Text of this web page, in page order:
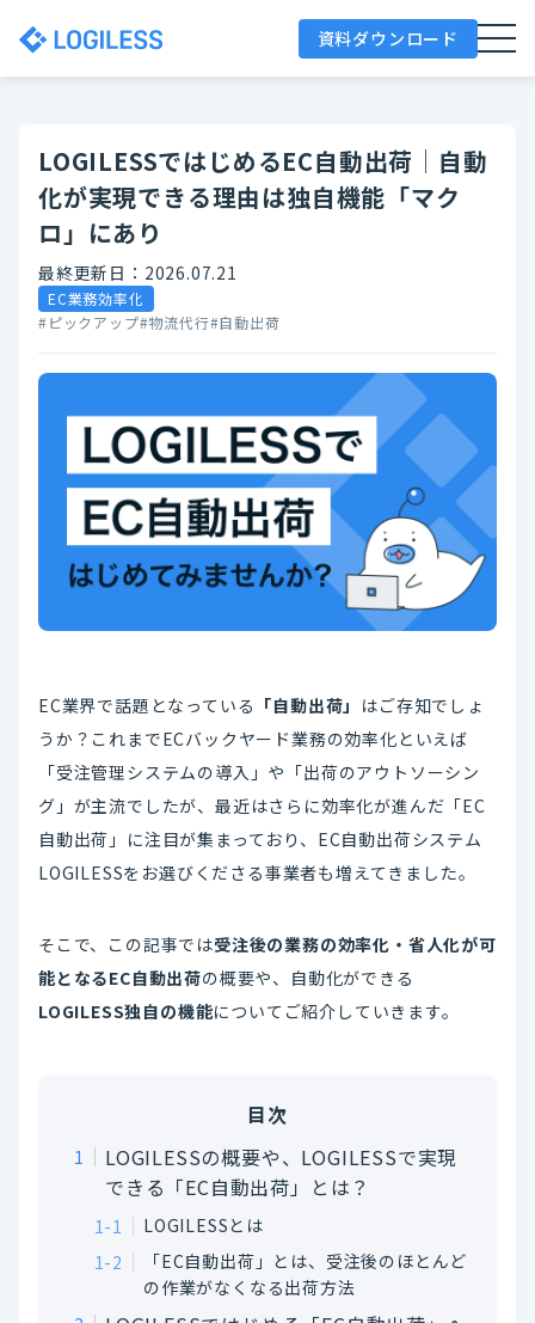
資料ダウンロード
LOGILESSではじめるEC自動出荷│自動
化が実現できる理由は独自機能「マク
ロ」にあり
最終更新日：2026.07.21
EC業務効率化
#ピックアップ#物流代行#自動出荷
EC業界で話題となっている 「自動出荷」 はご存知でしょ
うか？これまでECバックヤード業務の効率化といえば
「受注管理システムの導入」や「出荷のアウトソーシン
グ」が主流でしたが、最近はさらに効率化が進んだ「EC
自動出荷」に注目が集まっており、EC自動出荷システム
LOGILESSをお選びくださる事業者も増えてきました。
そこで、この記事では受注後の業務の効率化・省人化が可
能となるEC自動出荷の概要や、自動化ができる
LOGILESS独自の機能についてご紹介していきます。
目次
LOGILESSの概要や、LOGILESSで実現
できる「EC自動出荷」とは？
LOGILESSとは
「EC自動出荷」とは、受注後のほとんど
の作業がなくなる出荷方法